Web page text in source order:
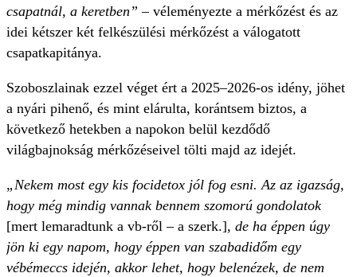
csapatnál, a keretben” – véleményezte a mérkőzést és az
idei kétszer két felkészülési mérkőzést a válogatott
csapatkapitánya.
Szoboszlainak ezzel véget ért a 2025–2026-os idény, jöhet
a nyári pihenő, és mint elárulta, korántsem biztos, a
következő hetekben a napokon belül kezdődő
világbajnokság mérkőzéseivel tölti majd az idejét.
„Nekem most egy kis focidetox jól fog esni. Az az igazság,
hogy még mindig vannak bennem szomorú gondolatok
[mert lemaradtunk a vb-ről – a szerk.], de ha éppen úgy
jön ki egy napom, hogy éppen van szabadidőm egy
vébémeccs idején, akkor lehet, hogy belenézek, de nem